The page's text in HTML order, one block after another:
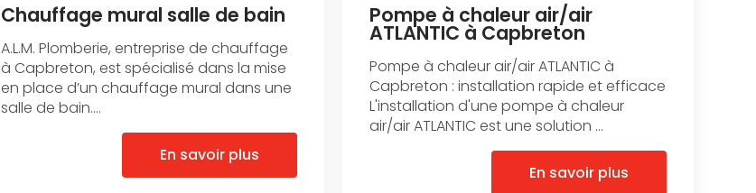
Chauffage mural salle de bain
A.L.M. Plomberie, entreprise de chauffage
à Capbreton, est spécialisé dans la mise
en place d’un chauffage mural dans une
salle de bain....
En savoir plus
Pompe à chaleur air/air
ATLANTIC à Capbreton
Pompe à chaleur air/air ATLANTIC à
Capbreton : installation rapide et efficace
L'installation d'une pompe à chaleur
air/air ATLANTIC est une solution ...
En savoir plus